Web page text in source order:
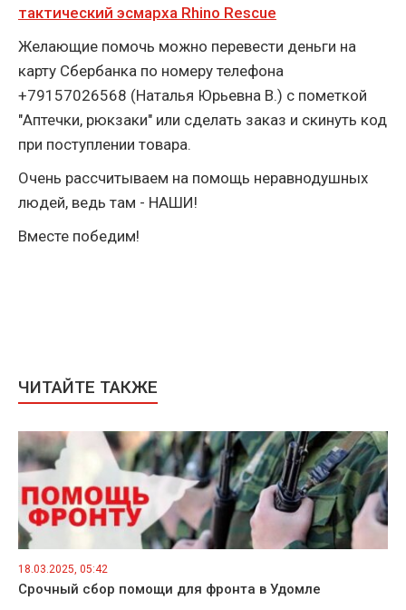
тактический эсмарха Rhino Rescue
Желающие помочь можно перевести деньги на
карту Сбербанка по номеру телефона
+79157026568 (Наталья Юрьевна В.) с пометкой
"Аптечки, рюкзаки" или сделать заказ и скинуть код
при поступлении товара.
Очень рассчитываем на помощь неравнодушных
людей, ведь там - НАШИ!
Вместе победим!
ЧИТАЙТЕ ТАКЖЕ
18.03.2025, 05:42
Срочный сбор помощи для фронта в Удомле